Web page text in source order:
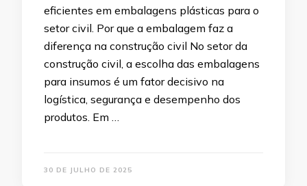
eficientes em embalagens plásticas para o
setor civil. Por que a embalagem faz a
diferença na construção civil No setor da
construção civil, a escolha das embalagens
para insumos é um fator decisivo na
logística, segurança e desempenho dos
produtos. Em …
30 DE JULHO DE 2025